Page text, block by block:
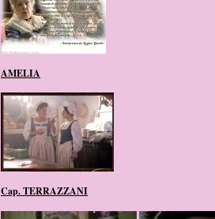
AMELIA
Cap. TERRAZZANI